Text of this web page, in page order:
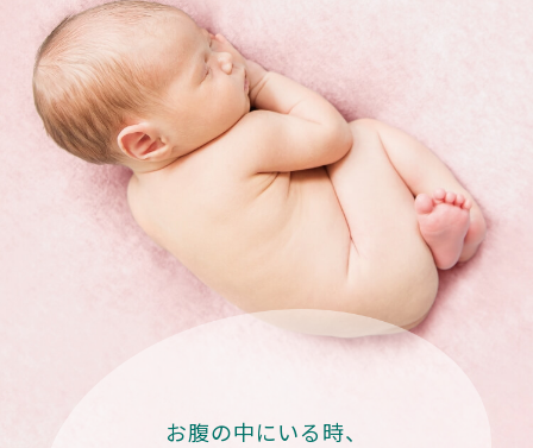
お腹の中にいる時、